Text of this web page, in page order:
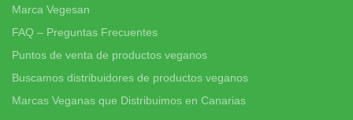
Marca Vegesan
FAQ – Preguntas Frecuentes
Puntos de venta de productos veganos
Buscamos distribuidores de productos veganos
Marcas Veganas que Distribuimos en Canarias